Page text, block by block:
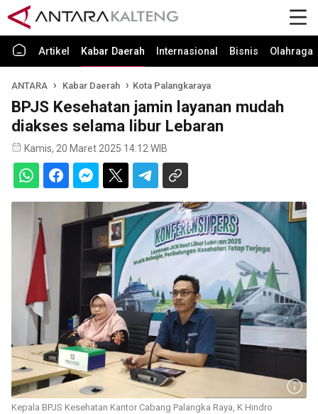
Artikel Kabar Daerah Internasional Bisnis Olahraga
ANTARA Kabar Daerah Kota Palangkaraya
BPJS Kesehatan jamin layanan mudah
diakses selama libur Lebaran
Kamis, 20 Maret 2025 14:12 WIB
Kepala BPJS Kesehatan Kantor Cabang Palangka Raya, K Hindro